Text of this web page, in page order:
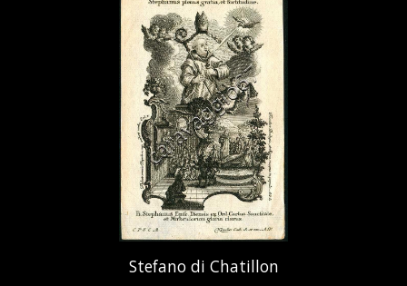
Stefano di Chatillon